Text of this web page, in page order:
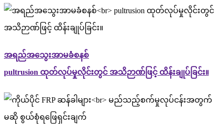
အရည်အသွေးအာမခံစနစ်
pultrusion ထုတ်လုပ်မှုလိုင်းတွင် အသိဉာဏ်ဖြင့် ထိန်းချုပ်ခြင်း။